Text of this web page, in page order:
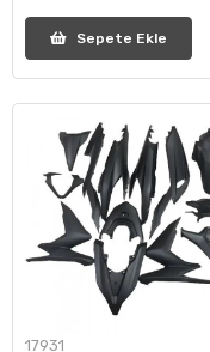
Sepete Ekle
17931